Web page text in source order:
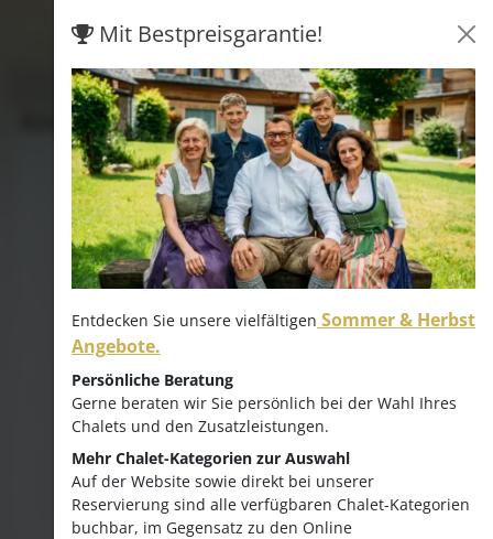
Kontakt & Anreise Hofpost
Mit Bestpreisgarantie!
Entdecken Sie unsere vielfältigen Sommer & Herbst
Angebote.
Persönliche Beratung
Gerne beraten wir Sie persönlich bei der Wahl Ihres
Chalets und den Zusatzleistungen.
Mehr Chalet-Kategorien zur Auswahl
Auf der Website sowie direkt bei unserer
Reservierung sind alle verfügbaren Chalet-Kategorien
buchbar, im Gegensatz zu den Online